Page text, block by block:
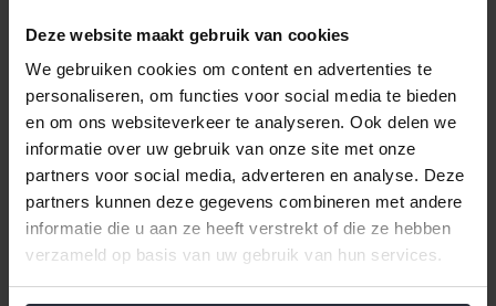
Deze website maakt gebruik van cookies
We gebruiken cookies om content en advertenties te
personaliseren, om functies voor social media te bieden
en om ons websiteverkeer te analyseren. Ook delen we
informatie over uw gebruik van onze site met onze
partners voor social media, adverteren en analyse. Deze
partners kunnen deze gegevens combineren met andere
informatie die u aan ze heeft verstrekt of die ze hebben
verzameld op basis van uw gebruik van hun services.
aan beide zijden zorgen voor luchtcirculatie, zodat de banaan
langer vers blijft. Door de universele maat passen de meeste
bananen er goed in.
De bananenbox is gemaakt van licht en stevig kunststof en is
BPA-vrij. Na gebruik kan hij gewoon in de vaatwasser.
Specificaties:
Afmetingen: 23,5 x 13,9 x 5,2 cm (LxBxH)
Materiaal: Kunststof (PP)
BPA-vrij
Vaatwasserbestendig